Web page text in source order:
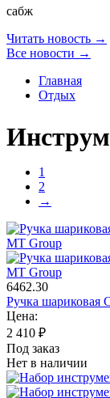
сабж
Читать новость →
Все новости →
Главная
Отдых
1
2
→
6462.30
Ручка шариковая
Цена:
2 410 ₽
Под заказ
Нет в наличии